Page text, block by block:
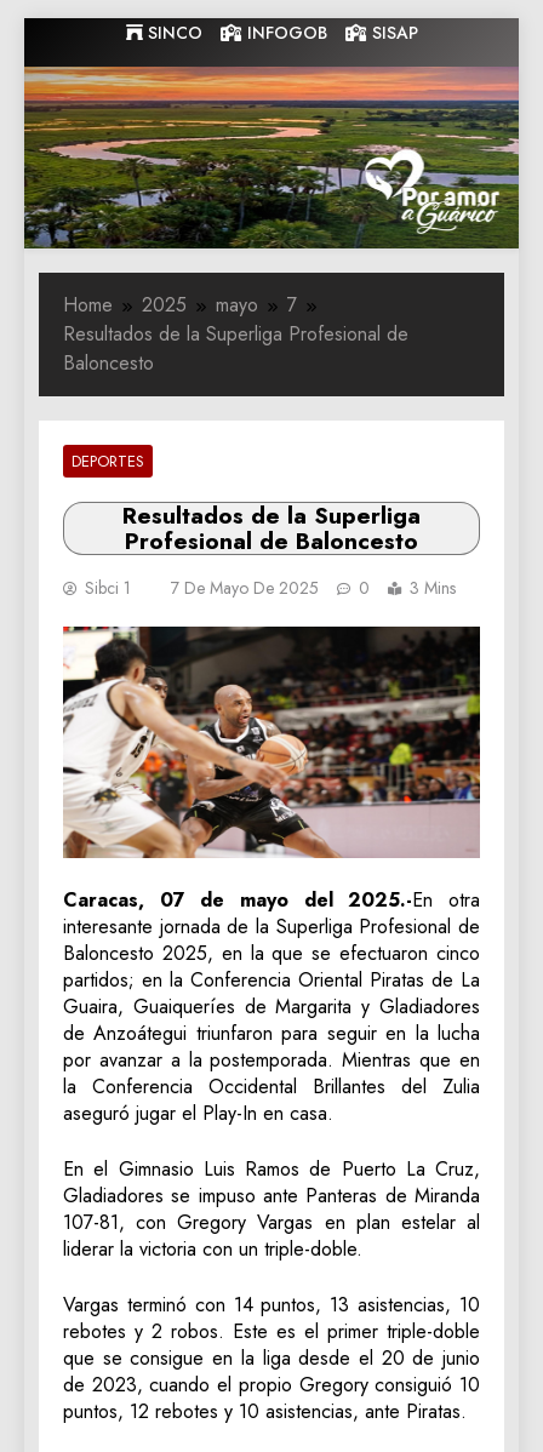
to
content
SINCO INFOGOB SISAP
Gobernacion
de Guarico
Gobernacion de Guarico
Home 2025 mayo
7
Resultados de la Superliga Profesional de
Baloncesto
DEPORTES
Resultados de la Superliga
Profesional de Baloncesto
Sibci 1 7 De Mayo De 2025 0 3 Mins
Caracas, 07 de mayo del 2025.-En otra
interesante jornada de la Superliga Profesional de
Baloncesto 2025, en la que se efectuaron cinco
partidos; en la Conferencia Oriental Piratas de La
Guaira, Guaiqueríes de Margarita y Gladiadores
de Anzoátegui triunfaron para seguir en la lucha
por avanzar a la postemporada. Mientras que en
la Conferencia Occidental Brillantes del Zulia
aseguró jugar el Play-In en casa.
En el Gimnasio Luis Ramos de Puerto La Cruz,
Gladiadores se impuso ante Panteras de Miranda
107-81, con Gregory Vargas en plan estelar al
liderar la victoria con un triple-doble.
Vargas terminó con 14 puntos, 13 asistencias, 10
rebotes y 2 robos. Este es el primer triple-doble
que se consigue en la liga desde el 20 de junio
de 2023, cuando el propio Gregory consiguió 10
puntos, 12 rebotes y 10 asistencias, ante Piratas.